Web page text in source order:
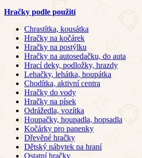
Hračky podle použití
Chrastítka, kousátka
Hračky na kočárek
Hračky na postýlku
Hračky na autosedačku, do auta
Hrací deky, podložky, hrazdy
Lehačky, lehátka, houpátka
Chodítka, aktivní centra
Hračky do vody
Hračky na písek
Odrážedla, vozítka
Houpačky, houpadla, hopsadla
Kočárky pro panenky
Dřevěné hračky
Dětský nábytek na hraní
Ostatní hračky